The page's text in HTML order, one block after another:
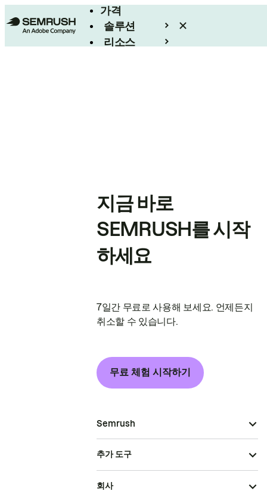
가격
솔루션
리소스
지금 바로
SEMRUSH를 시작
하세요
7일간 무료로 사용해 보세요. 언제든지
취소할 수 있습니다.
무료 체험 시작하기
Semrush
추가 도구
회사